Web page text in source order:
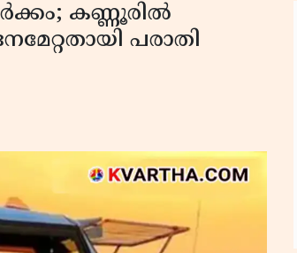
കണ്ണൂരിൽ
പരാതി